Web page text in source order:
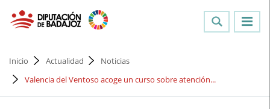
Inicio Actualidad
Noticias
Valencia del Ventoso acoge un curso sobre atención...